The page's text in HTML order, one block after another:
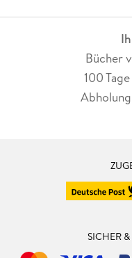
Bücher
100
SICHER